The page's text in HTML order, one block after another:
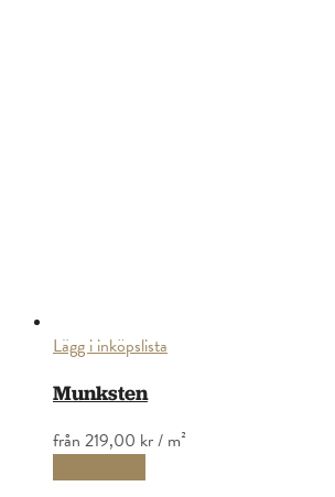
Lägg i inköpslista
Munksten
från 219,00 kr/ m²